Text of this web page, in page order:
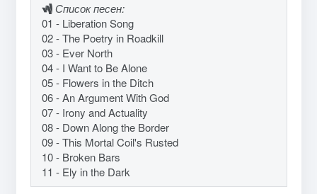
Список песен:
01 - Liberation Song
02 - The Poetry in Roadkill
03 - Ever North
04 - I Want to Be Alone
05 - Flowers in the Ditch
06 - An Argument With God
07 - Irony and Actuality
08 - Down Along the Border
09 - This Mortal Coil's Rusted
10 - Broken Bars
11 - Ely in the Dark